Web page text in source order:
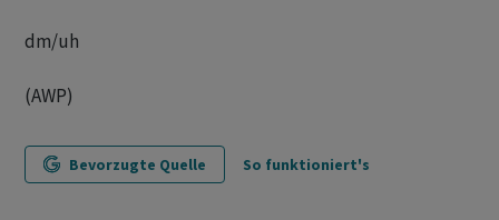
dm/uh
(AWP)
Bevorzugte Quelle So funktioniert's